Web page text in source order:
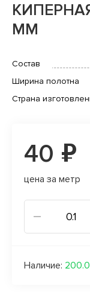
ММ
Состав
Ширина полотна
Страна
40 ₽
цена за метр
Наличие: 200.0